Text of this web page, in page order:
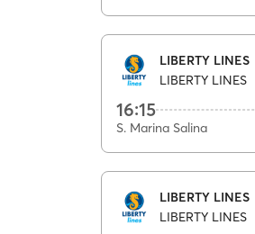
LIBERTY LINES
LIBERTY LINES
16:15
S. Marina Salina
LIBERTY LINES
LIBERTY LINES